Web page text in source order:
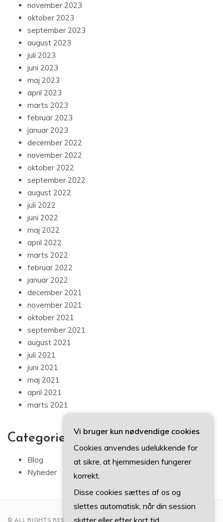
november 2023
oktober 2023
september 2023
august 2023
juli 2023
juni 2023
maj 2023
april 2023
marts 2023
februar 2023
januar 2023
december 2022
november 2022
oktober 2022
september 2022
august 2022
juli 2022
juni 2022
maj 2022
april 2022
marts 2022
februar 2022
januar 2022
december 2021
november 2021
oktober 2021
september 2021
august 2021
juli 2021
juni 2021
maj 2021
april 2021
marts 2021
Categories
Blog
Nyheder
© ALL RIGHTS RESERVED 2022
Vi bruger kun nødvendige cookies
Cookies anvendes udelukkende for
at sikre, at hjemmesiden fungerer
korrekt.
Disse cookies sættes af os og
slettes automatisk, når din session
slutter eller efter kort tid.